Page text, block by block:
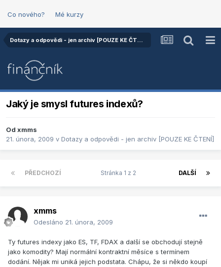
Co nového? Mé kurzy
Dotazy a odpovědi - jen archiv [POUZE KE ČTENÍ]
Jaký je smysl futures indexů?
Od xmms
21. února, 2009 v Dotazy a odpovědi - jen archiv [POUZE KE ČTENÍ]
PŘEDCHOZÍ DALŠÍ
Stránka 1 z 2
xmms
Odesláno 21. února, 2009
Ty futures indexy jako ES, TF, FDAX a další se obchodují stejně
jako komodity? Mají normální kontraktní měsíce s termínem
dodání. Nějak mi uniká jejich podstata. Chápu, že si někdo koupí